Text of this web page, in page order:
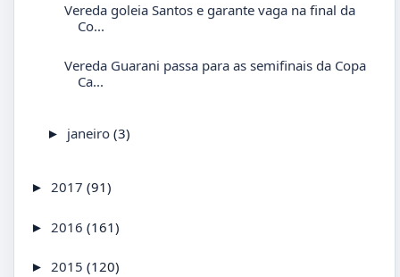
Vereda goleia Santos e garante vaga na final da
Co...
Vereda Guarani passa para as semifinais da Copa
Ca...
► janeiro (3)
► 2017 (91)
► 2016 (161)
► 2015 (120)